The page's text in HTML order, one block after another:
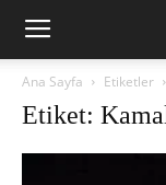
Ana Sayfa Etiketler
Etiket: